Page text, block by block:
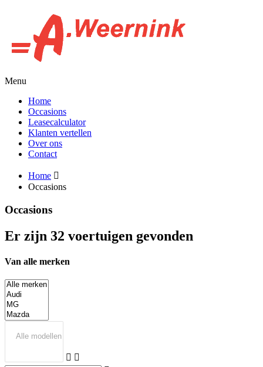
Menu
Home
Occasions
Leasecalculator
Klanten vertellen
Over ons
Contact
Home
Occasions
Occasions
Er zijn 32 voertuigen gevonden
Van alle merken